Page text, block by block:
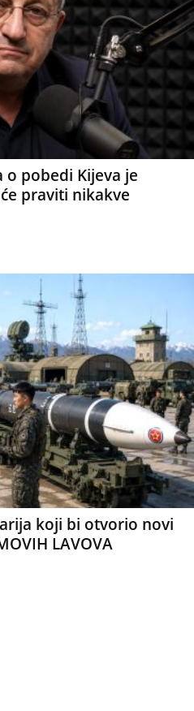
o pobedi Kijeva je
praviti nikakve
koji bi otvorio novi
LAVOVA